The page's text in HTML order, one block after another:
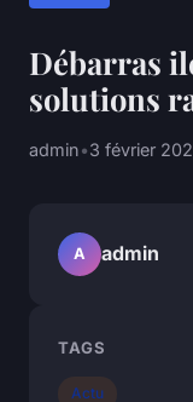
Débarras
solutions
admin•3 février
A admin
TAGS
Actu